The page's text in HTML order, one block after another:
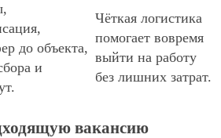
до объекта,
и
Чёткая логистика
помогает вовремя
выйти на работу
без лишних затрат.
вакансию